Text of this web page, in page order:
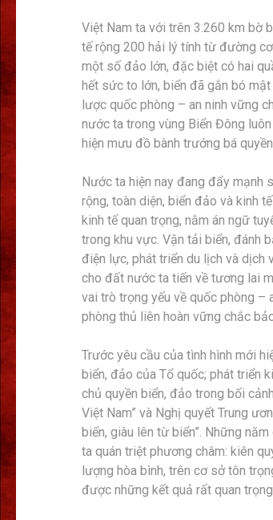
Việt Nam ta với trên 3.260 km bờ
tế rộng 200 hải lý tính từ đường
một số đảo lớn, đặc biệt có hai
hết sức to lớn, biển đã gắn bó
lược quốc phòng – an ninh vững
nước ta trong vùng Biển Đông
hiện mưu đồ bành trướng bá
Nước ta hiện nay đang đẩy mạnh
rộng, toàn diện, biển đảo và kinh
kinh tế quan trọng, nằm án ngữ
trong khu vực. Vận tải biển, đánh
điện lực, phát triển du lịch và dịch
cho đất nước ta tiến về tương lai
vai trò trọng yếu về quốc phòng –
phòng thủ liên hoàn vững chắc
Trước yêu cầu của tình hình mới
biển, đảo của Tổ quốc; phát triển
chủ quyền biển, đảo trong bối
Việt Nam” và Nghị quyết Trung
biển, giàu lên từ biển”. Những
ta quán triệt phương châm: kiên
lượng hòa bình, trên cơ sở tôn
được những kết quả rất quan